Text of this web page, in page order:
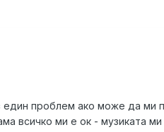
проблем ако може да ми
всичко ми е ок - музиката